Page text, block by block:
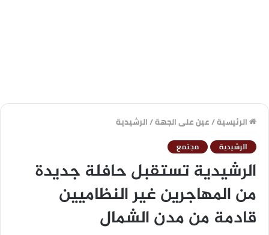
الرئيسية/عين على الجهة/الرشيدية
الرشيدية مجتمع
الرشيدية تستقبل حافلة جديدة
من المهاجرين غير النظاميين
قادمة من مدن الشمال